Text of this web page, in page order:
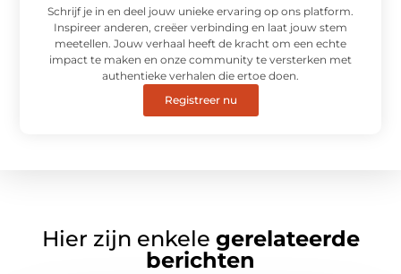
Schrijf je in en deel jouw unieke ervaring op ons platform.
Inspireer anderen, creëer verbinding en laat jouw stem
meetellen. Jouw verhaal heeft de kracht om een echte
impact te maken en onze community te versterken met
authentieke verhalen die ertoe doen.
Registreer nu
Hier zijn enkele gerelateerde
berichten